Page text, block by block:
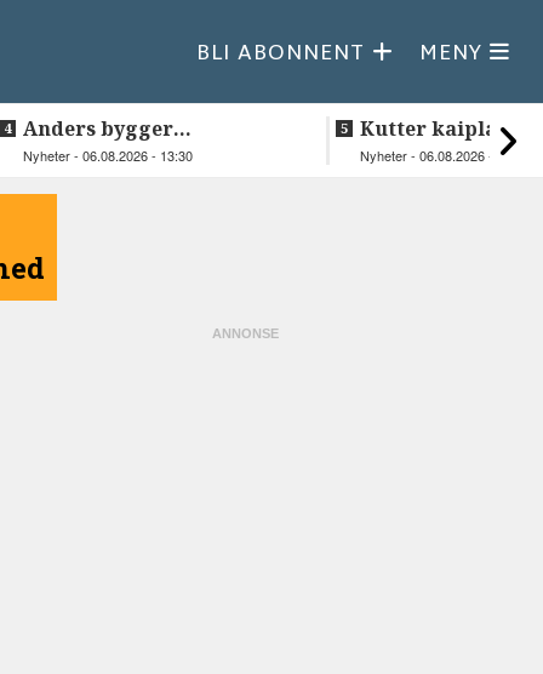
BLI ABONNENT MENY
Anders bygger
teknologiselskap fra
Nyheter - 06.08.2026 - 13:30
Kutter kaiplanen
flere hundre
Nyheter - 06.08.2026 - 08:43